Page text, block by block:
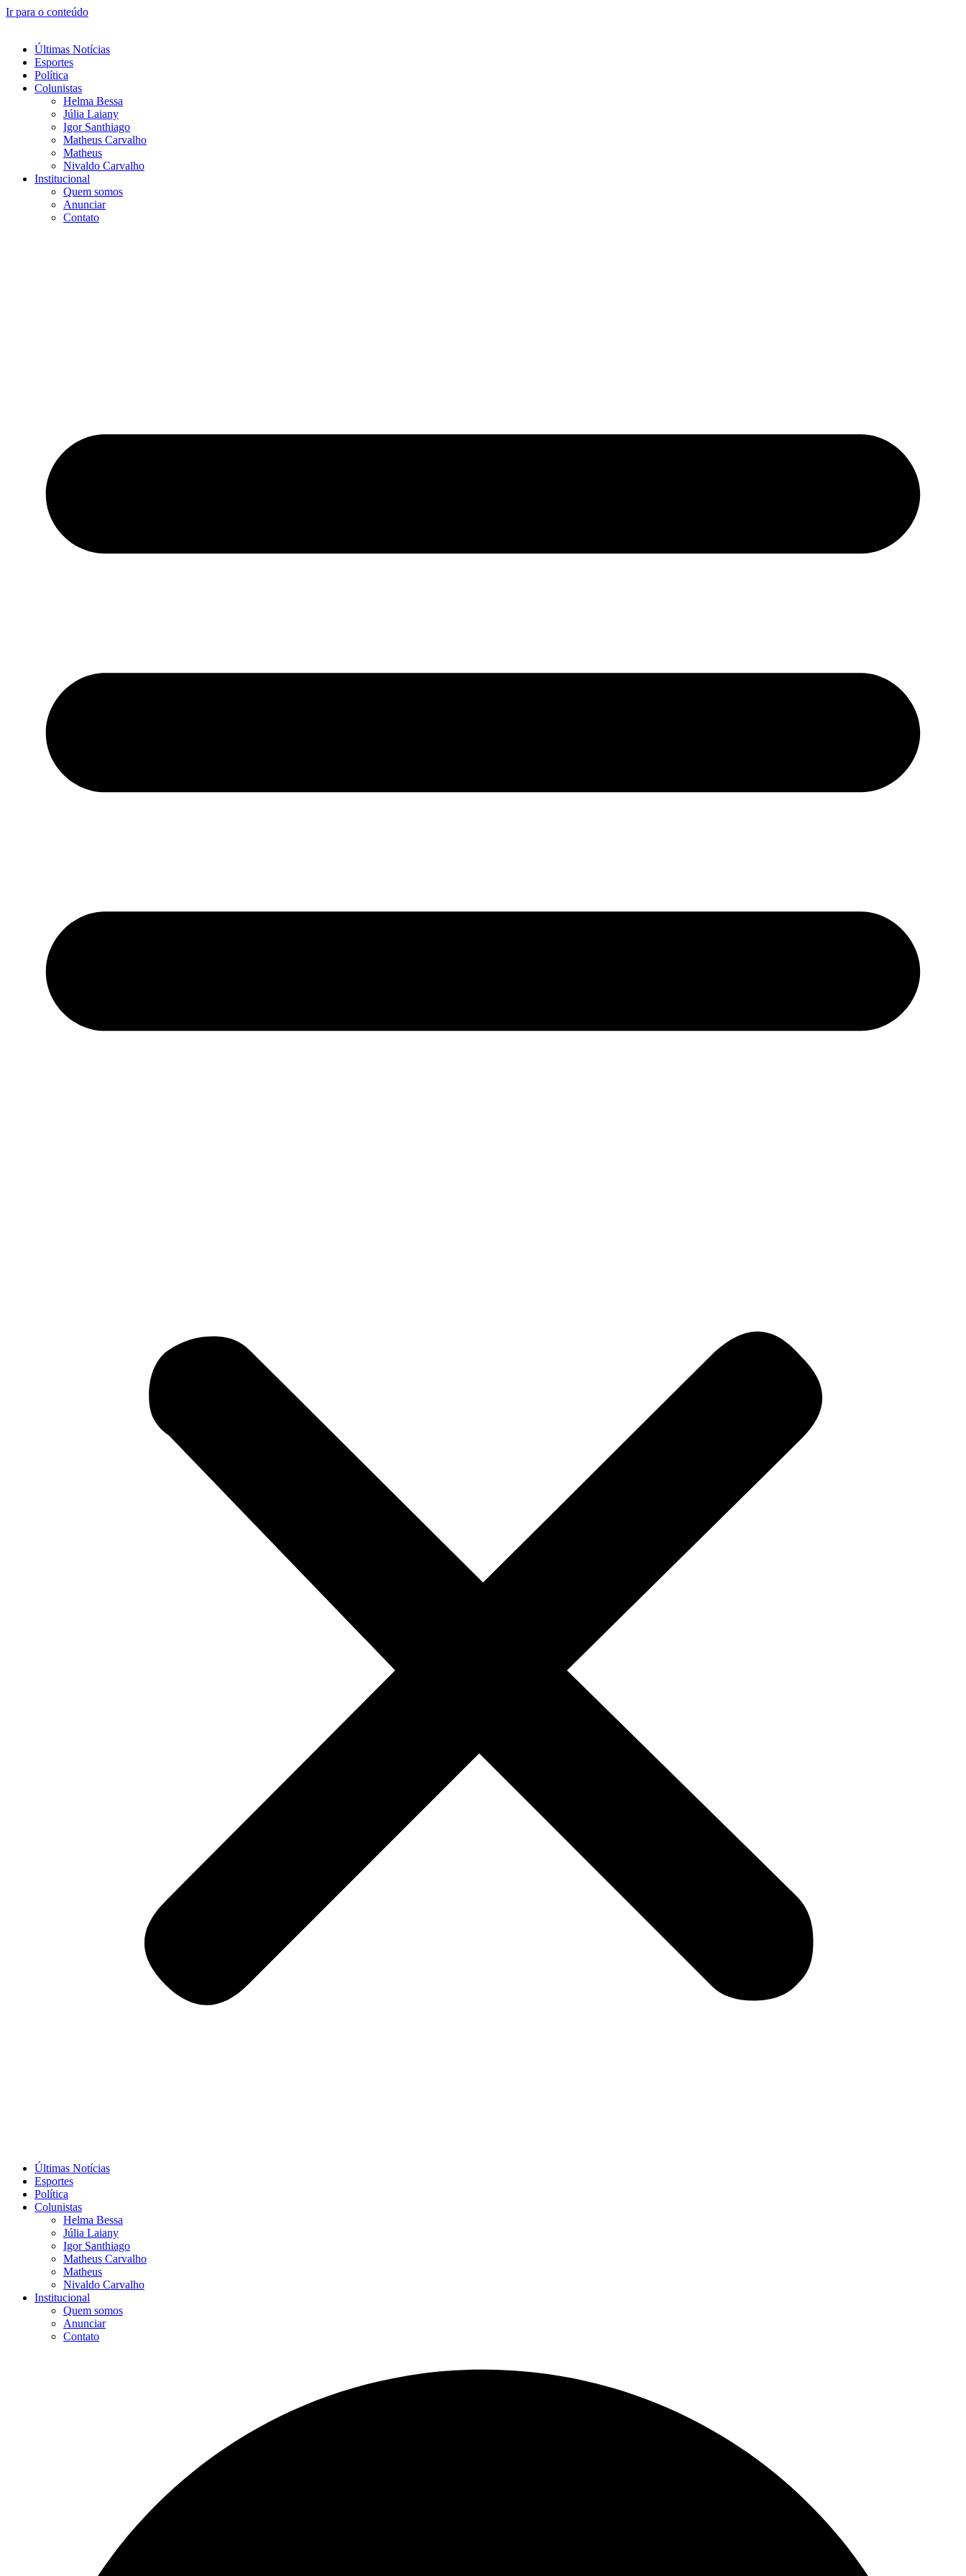
Ir para o conteúdo
Últimas Notícias
Esportes
Política
Colunistas
Helma Bessa
Júlia Laiany
Igor Santhiago
Matheus Carvalho
Matheus
Nivaldo Carvalho
Institucional
Quem somos
Anunciar
Contato
Últimas Notícias
Esportes
Política
Colunistas
Helma Bessa
Júlia Laiany
Igor Santhiago
Matheus Carvalho
Matheus
Nivaldo Carvalho
Institucional
Quem somos
Anunciar
Contato